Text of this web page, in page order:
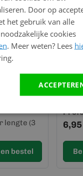
-
lengte (3
bestel
6,95
Door op
het gebruik van alle
cookies
. Meer weten? Lees